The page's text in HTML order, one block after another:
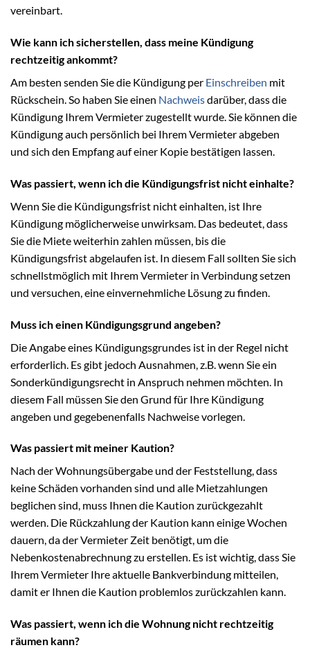
vereinbart.
Wie kann ich sicherstellen, dass meine Kündigung
rechtzeitig ankommt?
Am besten senden Sie die Kündigung per Einschreiben mit
Rückschein. So haben Sie einen Nachweisdarüber, dass die
Kündigung Ihrem Vermieter zugestellt wurde. Sie können die
Kündigung auch persönlich bei Ihrem Vermieter abgeben
und sich den Empfang auf einer Kopie bestätigen lassen.
Was passiert, wenn ich die Kündigungsfrist nicht einhalte?
Wenn Sie die Kündigungsfrist nicht einhalten, ist Ihre
Kündigung möglicherweise unwirksam. Das bedeutet, dass
Sie die Miete weiterhin zahlen müssen, bis die
Kündigungsfrist abgelaufen ist. In diesem Fall sollten Sie sich
schnellstmöglich mit Ihrem Vermieter in Verbindung setzen
und versuchen, eine einvernehmliche Lösung zu finden.
Muss ich einen Kündigungsgrund angeben?
Die Angabe eines Kündigungsgrundes ist in der Regel nicht
erforderlich. Es gibt jedoch Ausnahmen, z.B. wenn Sie ein
Sonderkündigungsrecht in Anspruch nehmen möchten. In
diesem Fall müssen Sie den Grund für Ihre Kündigung
angeben und gegebenenfalls Nachweise vorlegen.
Was passiert mit meiner Kaution?
Nach der Wohnungsübergabe und der Feststellung, dass
keine Schäden vorhanden sind und alle Mietzahlungen
beglichen sind, muss Ihnen die Kaution zurückgezahlt
werden. Die Rückzahlung der Kaution kann einige Wochen
dauern, da der Vermieter Zeit benötigt, um die
Nebenkostenabrechnung zu erstellen. Es ist wichtig, dass Sie
Ihrem Vermieter Ihre aktuelle Bankverbindung mitteilen,
damit er Ihnen die Kaution problemlos zurückzahlen kann.
Was passiert, wenn ich die Wohnung nicht rechtzeitig
räumen kann?